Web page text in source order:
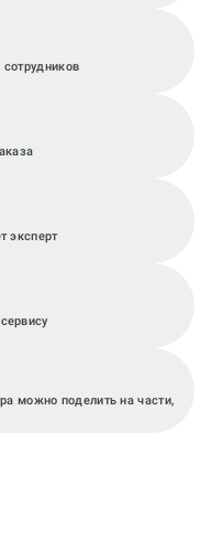
эксперт
можно поделить на части,